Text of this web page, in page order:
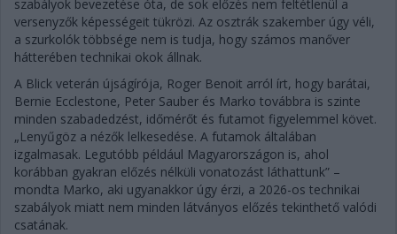
szabályok bevezetése óta, de sok előzés nem feltétlenül a
versenyzők képességeit tükrözi. Az osztrák szakember úgy véli,
a szurkolók többsége nem is tudja, hogy számos manőver
hátterében technikai okok állnak.
A Blick veterán újságírója, Roger Benoit arról írt, hogy barátai,
Bernie Ecclestone, Peter Sauber és Marko továbbra is szinte
minden szabadedzést, időmérőt és futamot figyelemmel követ.
„Lenyűgöz a nézők lelkesedése. A futamok általában
izgalmasak. Legutóbb például Magyarországon is, ahol
korábban gyakran előzés nélküli vonatozást láthattunk” –
mondta Marko, aki ugyanakkor úgy érzi, a 2026-os technikai
szabályok miatt nem minden látványos előzés tekinthető valódi
csatának.